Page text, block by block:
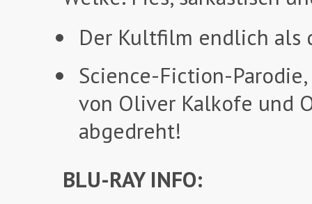
Der Kultfilm endlich als
Science-Fiction-
von Oliver Kalkofe und
abgedreht!
BLU-RAY INFO: